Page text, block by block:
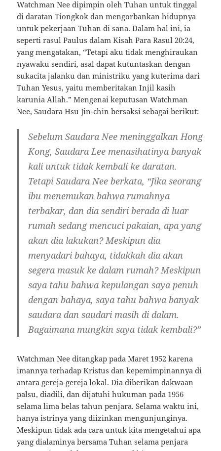
Watchman Nee dipimpin oleh Tuhan untuk tinggal
di daratan Tiongkok dan mengorbankan hidupnya
untuk pekerjaan Tuhan di sana. Dalam hal ini, ia
seperti rasul Paulus dalam Kisah Para Rasul 20:24,
yang mengatakan, “Tetapi aku tidak menghiraukan
nyawaku sendiri, asal dapat kutuntaskan dengan
sukacita jalanku dan ministriku yang kuterima dari
Tuhan Yesus, yaitu memberitakan Injil kasih
karunia Allah.” Mengenai keputusan Watchman
Nee, Saudara Hsu Jin-chin bersaksi sebagai berikut:
Sebelum Saudara Nee meninggalkan Hong
Kong, Saudara Lee menasihatinya banyak
kali untuk tidak kembali ke daratan.
Tetapi Saudara Nee berkata, “Jika seorang
ibu menemukan bahwa rumahnya
terbakar, dan dia sendiri berada di luar
rumah sedang mencuci pakaian, apa yang
akan dia lakukan? Meskipun dia
menyadari bahaya, tidakkah dia akan
segera masuk ke dalam rumah? Meskipun
saya tahu bahwa kepulangan saya penuh
dengan bahaya, saya tahu bahwa banyak
saudara dan saudari masih di dalam.
Bagaimana mungkin saya tidak kembali?”
Watchman Nee ditangkap pada Maret 1952 karena
imannya terhadap Kristus dan kepemimpinannya di
antara gereja-gereja lokal. Dia diberikan dakwaan
palsu, diadili, dan dijatuhi hukuman pada 1956
selama lima belas tahun penjara. Selama waktu ini,
hanya istrinya yang diizinkan mengunjunginya.
Meskipun tidak ada cara untuk kita mengetahui apa
yang dialaminya bersama Tuhan selama penjara